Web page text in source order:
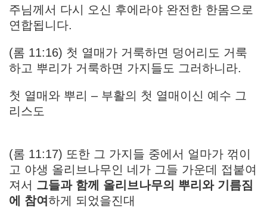
주님께서 다시 오신 후에라야 완전한 한몸으로
연합됩니다.
(롬 11:16) 첫 열매가 거룩하면 덩어리도 거룩
하고 뿌리가 거룩하면 가지들도 그러하니라.
첫 열매와 뿌리 – 부활의 첫 열매이신 예수 그
리스도
(롬 11:17) 또한 그 가지들 중에서 얼마가 꺾이
고 야생 올리브나무인 네가 그들 가운데 접붙여
져서 그들과 함께 올리브나무의 뿌리와 기름짐
에 참여하게 되었을진대